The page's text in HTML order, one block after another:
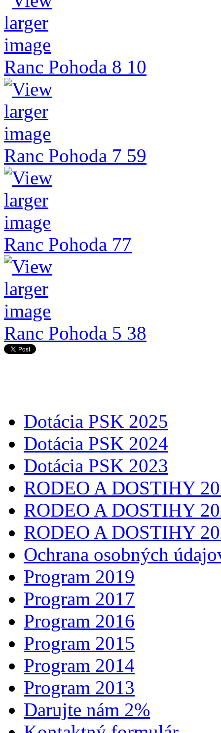
Ranc Pohoda 8 10
Ranc Pohoda 7 59
Ranc Pohoda 77
Ranc Pohoda 5 38
Dotácia PSK 2025
Dotácia PSK 2024
Dotácia PSK 2023
RODEO A DOSTIHY
RODEO A DOSTIHY
RODEO A DOSTIHY
Ochrana osobných
Program 2019
Program 2017
Program 2016
Program 2015
Program 2014
Program 2013
Darujte nám 2%